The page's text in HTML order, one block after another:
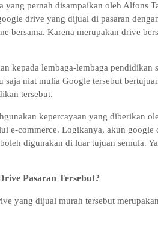
yang pernah disampaikan oleh Alfons
drive yang dijual di pasaran
bersama. Karena merupakan drive
kepada lembaga-lembaga pendidikan
niat mulia Google tersebut
tersebut.
kepercayaan yang diberikan
e-commerce. Logikanya, akun google
digunakan di luar tujuan semula.
Pasaran Tersebut?
yang dijual murah tersebut